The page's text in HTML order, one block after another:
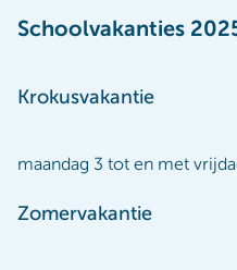
Naar onze
Schoolvakanties
Krokusvakantie
maandag 3 tot en met
Zomervakantie